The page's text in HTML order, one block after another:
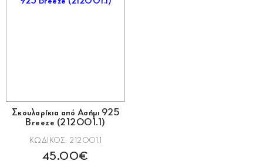
Σκουλαρίκια από Ασήμι 925
Breeze (212001.1)
ΚΩΔΙΚΟΣ: 212001.1
45.00€